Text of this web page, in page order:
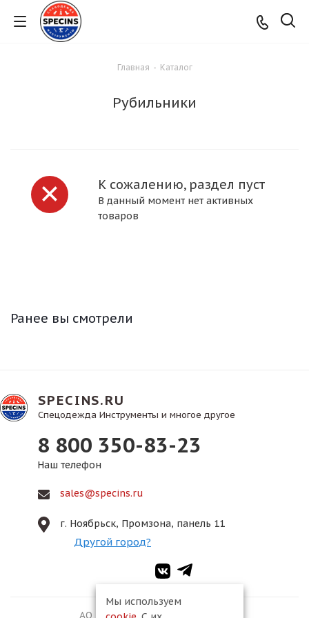
Главная - Каталог
Рубильники
К сожалению, раздел пуст
В данный момент нет активных
товаров
Ранее вы смотрели
SPECINS.RU
Спецодежда Инструменты и многое другое
8 800 350-83-23
Наш телефон
sales@specins.ru
г. Ноябрьск, Промзона, панель 11
Другой город?
АО ПКФ «Спецмонтаж-2», 2026
Мы используем